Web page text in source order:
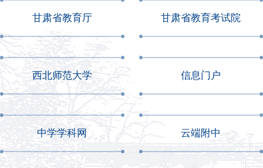
甘肃省教育厅 甘肃省教育考试院
西北师范大学 信息门户
中学学科网 云端附中